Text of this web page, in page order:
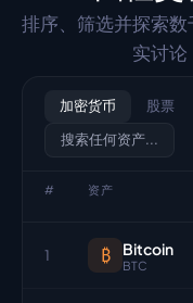
排序、筛选并探索
实讨论
加密货币 股票
搜索任何资产...
# 资产
1 ₿ Bitcoin
BTC